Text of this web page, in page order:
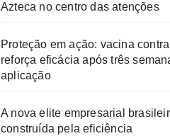
Azteca no centro das atenções
Proteção em ação: vacina
reforça eficácia após três
aplicação
A nova elite empresarial
construída pela eficiência